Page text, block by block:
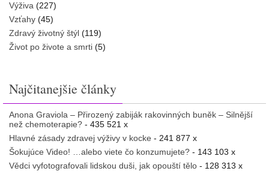
Výživa (227)
Vzťahy (45)
Zdravý životný štýl (119)
Život po živote a smrti (5)
Najčitanejšie články
Anona Graviola – Přirozený zabiják rakovinných buněk – Silnější
než chemoterapie? - 435 521 x
Hlavné zásady zdravej výživy v kocke - 241 877 x
Šokujúce Video! …alebo viete čo konzumujete? - 143 103 x
Vědci vyfotografovali lidskou duši, jak opouští tělo - 128 313 x